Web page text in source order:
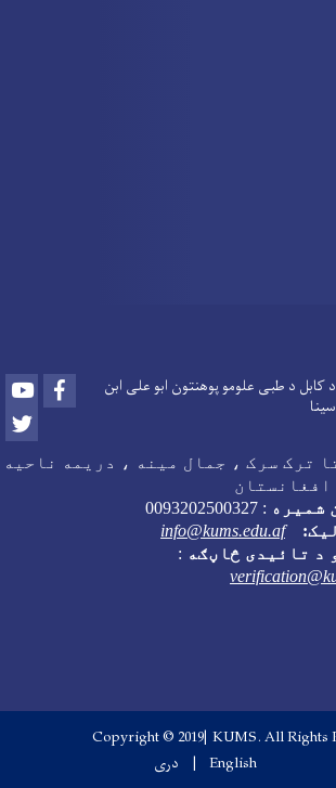
د کابل د طبی علومو پوهنتون ابو علی ابن
سینا
Youtube Facebook
ترک سرک ، جمال مینه ، دریمه ناحیه
افغانستان
شمیره :
info@kums.edu.af
د تائیدی څاڼګه :
Copyright © 2019| KUMS. All Rights
English
دری